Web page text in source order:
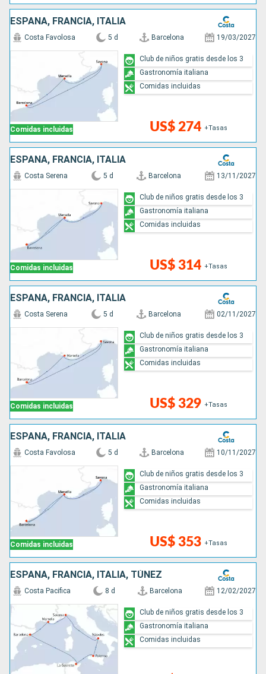
ESPAÑA, FRANCIA, ITALIA
Comidas incluidas
Costa Favolosa 5 d Barcelona 19/03/2027
US$ 274 +Tasas
Club de niños gratis desde los 3
Gastronomía italiana
Comidas incluidas
ESPAÑA, FRANCIA, ITALIA
Comidas incluidas
Costa Serena 5 d Barcelona 13/11/2027
US$ 314 +Tasas
Club de niños gratis desde los 3
Gastronomía italiana
Comidas incluidas
ESPAÑA, FRANCIA, ITALIA
Comidas incluidas
Costa Serena 5 d Barcelona 02/11/2027
US$ 329 +Tasas
Club de niños gratis desde los 3
Gastronomía italiana
Comidas incluidas
ESPAÑA, FRANCIA, ITALIA
Comidas incluidas
Costa Favolosa 5 d Barcelona 10/11/2027
US$ 353 +Tasas
Club de niños gratis desde los 3
Gastronomía italiana
Comidas incluidas
ESPAÑA, FRANCIA, ITALIA, TÚNEZ
Costa Pacifica 8 d Barcelona 12/02/2027
Club de niños gratis desde los 3
Gastronomía italiana
Comidas incluidas